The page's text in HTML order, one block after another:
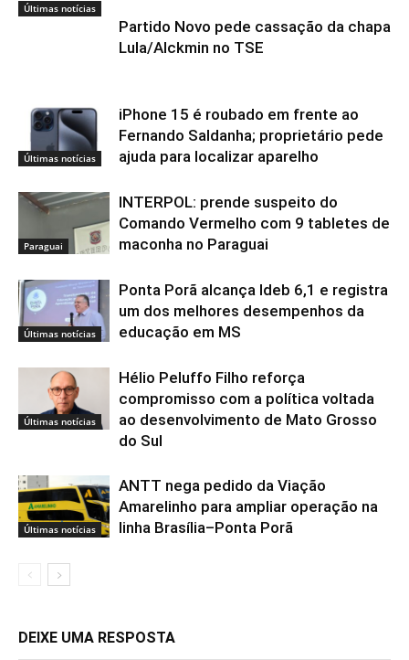
Últimas notícias
Partido Novo pede cassação da chapa
Lula/Alckmin no TSE
Últimas notícias
iPhone 15 é roubado em frente ao
Fernando Saldanha; proprietário pede
ajuda para localizar aparelho
Paraguai
INTERPOL: prende suspeito do
Comando Vermelho com 9 tabletes de
maconha no Paraguai
Últimas notícias
Ponta Porã alcança Ideb 6,1 e registra
um dos melhores desempenhos da
educação em MS
Últimas notícias
Hélio Peluffo Filho reforça
compromisso com a política voltada
ao desenvolvimento de Mato Grosso
do Sul
Últimas notícias
ANTT nega pedido da Viação
Amarelinho para ampliar operação na
linha Brasília–Ponta Porã
DEIXE UMA RESPOSTA